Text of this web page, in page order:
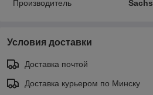
Производитель Sachs
Условия доставки
Доставка почтой
Доставка курьером по Минску